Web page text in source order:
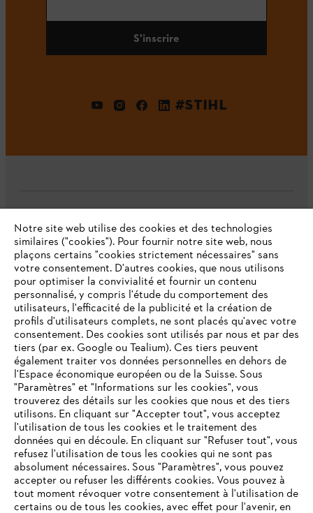
S'inscrire
#STIHL
L'Entreprise
Questions fréquentes
Service
Politique de protection des données
Mentions légales Cookies
Informations juridiques
VOTRE NAVIGATEUR INTERNET
N'EST PLUS PRIS EN CHARGE
Vous utilisez un navigateur Internet que nous ne prenons plus
en charge, et certaines fonctionnalités de notre site ne
peuvent fonctionner correctement. Pour une utilisation
optimale de notre site, nous vous recommandons de passer à
Notre site web utilise des cookies et des technologies
similaires ("cookies"). Pour fournir notre site web, nous
plaçons certains "cookies strictement nécessaires" sans
votre consentement. D'autres cookies, que nous utilisons
pour optimiser la convivialité et fournir un contenu
personnalisé, y compris l'étude du comportement des
utilisateurs, l'efficacité de la publicité et la création de
profils d'utilisateurs complets, ne sont placés qu'avec votre
consentement. Des cookies sont utilisés par nous et par des
tiers (par ex. Google ou Tealium). Ces tiers peuvent
également traiter vos données personnelles en dehors de
l'Espace économique européen ou de la Suisse. Sous
"Paramètres" et "Informations sur les cookies", vous
trouverez des détails sur les cookies que nous et des tiers
utilisons. En cliquant sur "Accepter tout", vous acceptez
l'utilisation de tous les cookies et le traitement des
données qui en découle. En cliquant sur "Refuser tout", vous
refusez l'utilisation de tous les cookies qui ne sont pas
absolument nécessaires. Sous "Paramètres", vous pouvez
accepter ou refuser les différents cookies. Vous pouvez à
tout moment révoquer votre consentement à l'utilisation de
certains ou de tous les cookies, avec effet pour l'avenir, en